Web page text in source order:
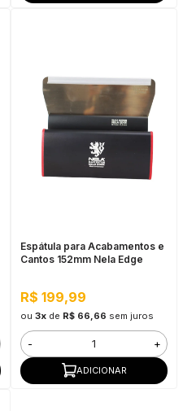
Espátula para Acabamentos e
Cantos 152mm Nela Edge
R$ 199,99
ou 3xde R$ 66,66 sem juros
- +
ADICIONAR